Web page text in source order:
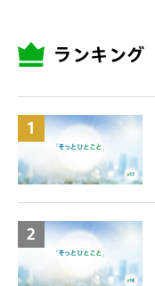
ランキング
1
2